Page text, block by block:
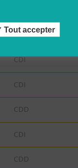
CDI
CDI
CDI
CDD
CDI
CDD
Tout accepter